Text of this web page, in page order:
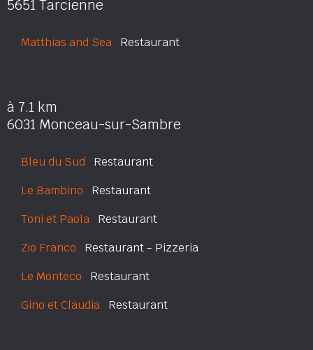
5651 Tarcienne
Matthias and Sea Restaurant
à 7.1 km
6031 Monceau-sur-Sambre
Bleu du Sud Restaurant
Le Bambino Restaurant
Toni et Paola Restaurant
Zio Franco Restaurant - Pizzeria
Le Monteco Restaurant
Gino et Claudia Restaurant